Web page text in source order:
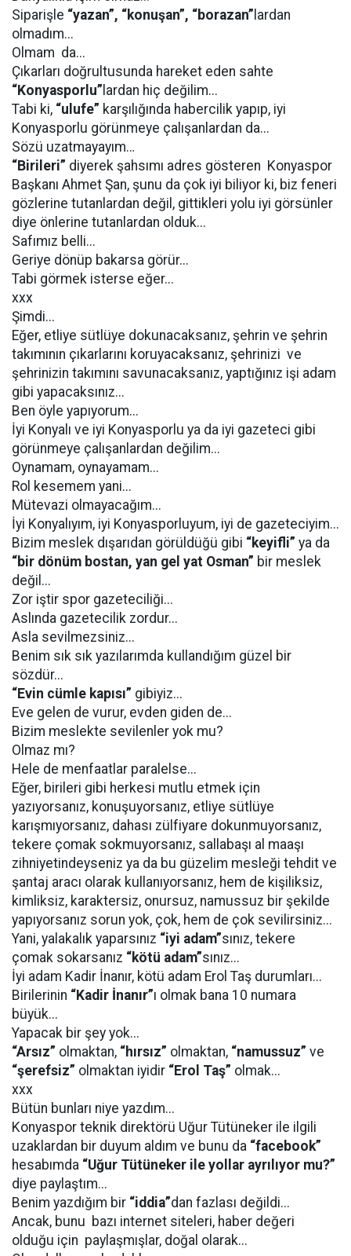
Siparişle “yazan”, “konuşan”, “borazan” lardan
olmadım...
Olmam da...
Çıkarları doğrultusunda hareket eden sahte
“Konyasporlu” lardan hiç değilim...
Tabi ki, “ulufe” karşılığında habercilik yapıp, iyi
Konyasporlu görünmeye çalışanlardan da...
Sözü uzatmayayım…
“Birileri” diyerek şahsımı adres gösteren Konyaspor
Başkanı Ahmet Şan, şunu da çok iyi biliyor ki, biz feneri
gözlerine tutanlardan değil, gittikleri yolu iyi görsünler
diye önlerine tutanlardan olduk...
Safımız belli...
Geriye dönüp bakarsa görür...
Tabi görmek isterse eğer...
xxx
Şimdi...
Eğer, etliye sütlüye dokunacaksanız, şehrin ve şehrin
takımının çıkarlarını koruyacaksanız, şehrinizi ve
şehrinizin takımını savunacaksanız, yaptığınız işi adam
gibi yapacaksınız...
Ben öyle yapıyorum...
İyi Konyalı ve iyi Konyasporlu ya da iyi gazeteci gibi
görünmeye çalışanlardan değilim...
Oynamam, oynayamam...
Rol kesemem yani...
Mütevazi olmayacağım...
İyi Konyalıyım, iyi Konyasporluyum, iyi de gazeteciyim...
Bizim meslek dışarıdan görüldüğü gibi “keyifli” ya da
“bir dönüm bostan, yan gel yat Osman” bir meslek
değil...
Zor iştir spor gazeteciliği...
Aslında gazetecilik zordur...
Asla sevilmezsiniz...
Benim sık sık yazılarımda kullandığım güzel bir
sözdür...
“Evin cümle kapısı” gibiyiz...
Eve gelen de vurur, evden giden de...
Bizim meslekte sevilenler yok mu?
Olmaz mı?
Hele de menfaatlar paralelse...
Eğer, birileri gibi herkesi mutlu etmek için
yazıyorsanız, konuşuyorsanız, etliye sütlüye
karışmıyorsanız, dahası zülfiyare dokunmuyorsanız,
tekere çomak sokmuyorsanız, sallabaşı al maaşı
zihniyetindeyseniz ya da bu güzelim mesleği tehdit ve
şantaj aracı olarak kullanıyorsanız, hem de kişiliksiz,
kimliksiz, karaktersiz, onursuz, namussuz bir şekilde
yapıyorsanız sorun yok, çok, hem de çok sevilirsiniz...
Yani, yalakalık yaparsınız “iyi adam”sınız, tekere
çomak sokarsanız “kötü adam”sınız...
İyi adam Kadir İnanır, kötü adam Erol Taş durumları...
Birilerinin “Kadir İnanır”ı olmak bana 10 numara
büyük...
Yapacak bir şey yok...
“Arsız” olmaktan, “hırsız” olmaktan, “namussuz” ve
“şerefsiz” olmaktan iyidir “Erol Taş” olmak...
xxx
Bütün bunları niye yazdım...
Konyaspor teknik direktörü Uğur Tütüneker ile ilgili
uzaklardan bir duyum aldım ve bunu da “facebook”
hesabımda “Uğur Tütüneker ile yollar ayrılıyor mu?”
diye paylaştım...
Benim yazdığım bir “iddia”dan fazlası değildi...
Ancak, bunu bazı internet siteleri, haber değeri
olduğu için paylaşmışlar, doğal olarak...